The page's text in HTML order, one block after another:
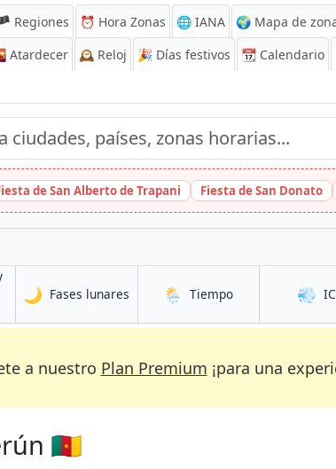
Regiones ⏰ Hora Zonas 🌐 IANA
🌍 Mapa de
Atardecer 🕰️ Reloj 🎉 Días festivos 📆 Calendario
de San Alberto de Trapani Fiesta de San Donato
🌙 Fases lunares en Kekem
🌦️ Tiempoen Kekem 💨
a nuestro Plan Premium ¡para una
🇨🇲